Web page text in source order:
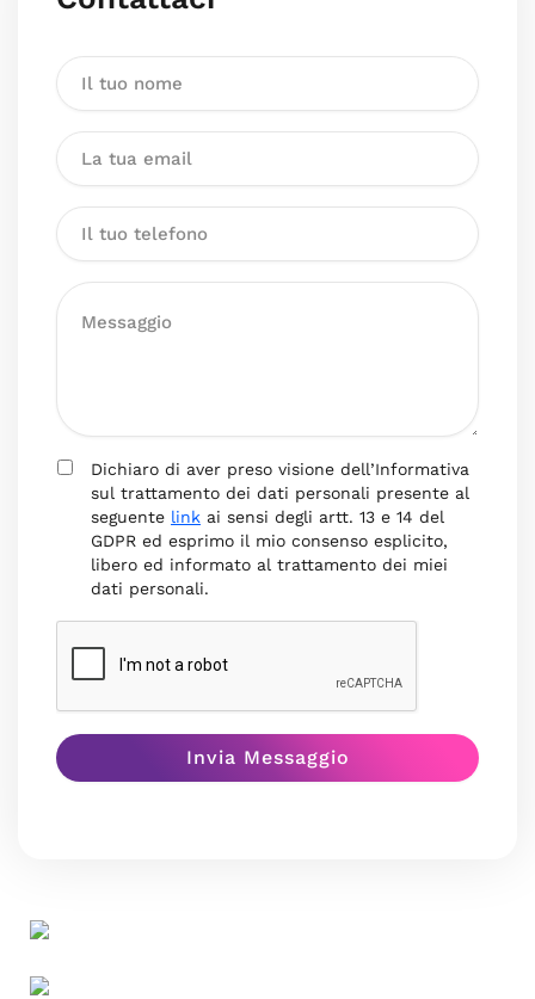
Dichiaro di aver preso visione dell’Informativa
sul trattamento dei dati personali presente al
seguente link ai sensi degli artt. 13 e 14 del
GDPR ed esprimo il mio consenso esplicito,
libero ed informato al trattamento dei miei
dati personali.